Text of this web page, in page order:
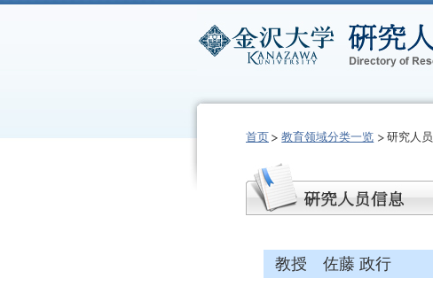
首页 教育领域分类一览 研究人
教授 佐藤 政行